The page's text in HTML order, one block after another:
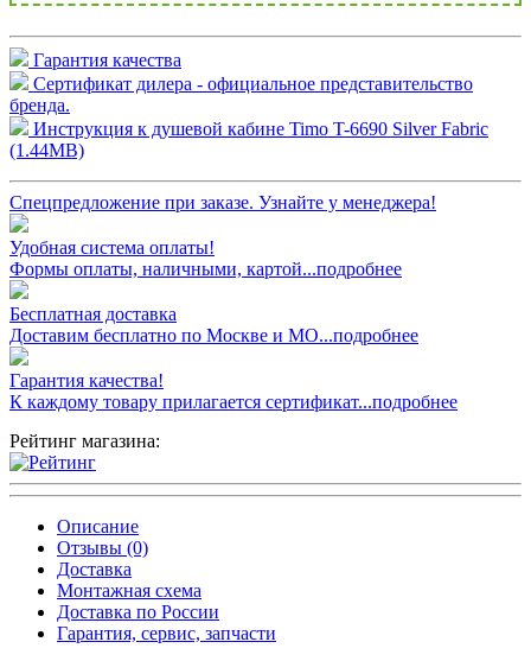
Гарантия качества
Сертификат дилера - официальное представительство
бренда.
Инструкция к душевой кабине Timo T-6690 Silver Fabric
(1.44MB)
Спецпредложение при заказе. Узнайте у менеджера!
Удобная система оплаты!
Формы оплаты, наличными, картой...подробнее
Бесплатная доставка
Доставим бесплатно по Москве и МО...подробнее
Гарантия качества!
К каждому товару прилагается сертификат...подробнее
Рейтинг магазина:
Описание
Отзывы (0)
Доставка
Монтажная схема
Доставка по России
Гарантия, сервис, запчасти